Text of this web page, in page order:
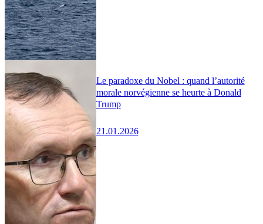
Le paradoxe du Nobel : quand l’autorité
morale norvégienne se heurte à Donald
Trump
21.01.2026